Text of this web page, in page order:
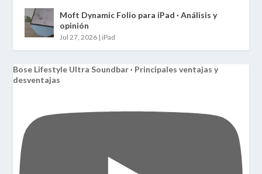
Moft Dynamic Folio para iPad · Análisis y
opinión
Jul 27, 2026 | iPad
Bose Lifestyle Ultra Soundbar · Principales ventajas y
desventajas